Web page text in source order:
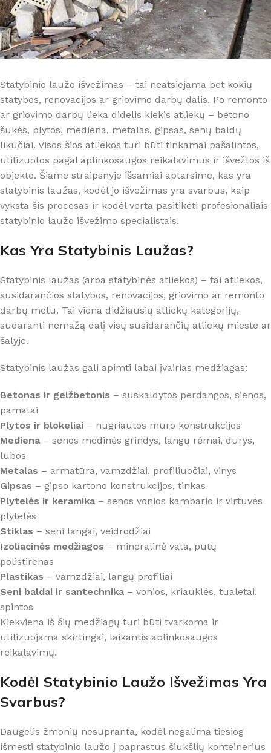
Statybinio laužo išvežimas – tai neatsiejama bet kokių
statybos, renovacijos ar griovimo darbų dalis. Po remonto
ar griovimo darbų lieka didelis kiekis atliekų – betono
šukės, plytos, mediena, metalas, gipsas, senų baldų
likučiai. Visos šios atliekos turi būti tinkamai pašalintos,
utilizuotos pagal aplinkosaugos reikalavimus ir išvežtos iš
objekto. Šiame straipsnyje išsamiai aptarsime, kas yra
statybinis laužas, kodėl jo išvežimas yra svarbus, kaip
vyksta šis procesas ir kodėl verta pasitikėti profesionaliais
statybinio laužo išvežimo specialistais.
Kas Yra Statybinis Laužas?
Statybinis laužas (arba statybinės atliekos) – tai atliekos,
susidarančios statybos, renovacijos, griovimo ar remonto
darbų metu. Tai viena didžiausių atliekų kategorijų,
sudaranti nemažą dalį visų susidarančių atliekų mieste ar
šalyje.
Statybinis laužas gali apimti labai įvairias medžiagas:
Betonas ir gelžbetonis – suskaldytos perdangos, sienos,
pamatai
Plytos ir blokeliai – nugriautos mūro konstrukcijos
Mediena – senos medinės grindys, langų rėmai, durys,
lubos
Metalas – armatūra, vamzdžiai, profiliuočiai, vinys
Gipsas – gipso kartono konstrukcijos, tinkas
Plytelės ir keramika – senos vonios kambario ir virtuvės
plytelės
Stiklas – seni langai, veidrodžiai
Izoliacinės medžiagos – mineralinė vata, putų
polistirenas
Plastikas – vamzdžiai, langų profiliai
Seni baldai ir santechnika – vonios, kriauklės, tualetai,
spintos
Kiekviena iš šių medžiagų turi būti tvarkoma ir
utilizuojama skirtingai, laikantis aplinkosaugos
reikalavimų.
Kodėl Statybinio Laužo Išvežimas Yra
Svarbus?
Daugelis žmonių nesupranta, kodėl negalima tiesiog
išmesti statybinio laužo į paprastus šiukšlių konteinerius